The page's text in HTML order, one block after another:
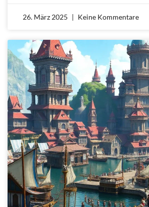
26. März 2025 Keine Kommentare